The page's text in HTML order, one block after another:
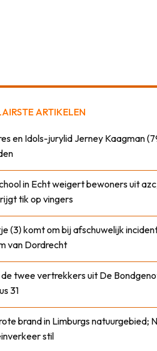
ARTIKELEN
en Idols-jurylid Jerney Kaagman
in Echt weigert bewoners uit
tik op vingers
(3) komt om bij afschuwelijk
van Dordrecht
de twee vertrekkers uit De
31
brand in Limburgs natuurgebied;
stil